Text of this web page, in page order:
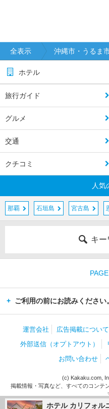
ホテル カリフォル
全表示 沖縄市・うるま
ホテル
旅行ガイド
グルメ
交通
クチコミ
人気
那覇 石垣島 宮古島
キー
ご利用の前にお読みください。
運営会社 広告掲載について
外部送信（オプトアウト）
お問い合わせ
(c) Kakaku.com,
掲載情報・写真など、すべてのコンテ